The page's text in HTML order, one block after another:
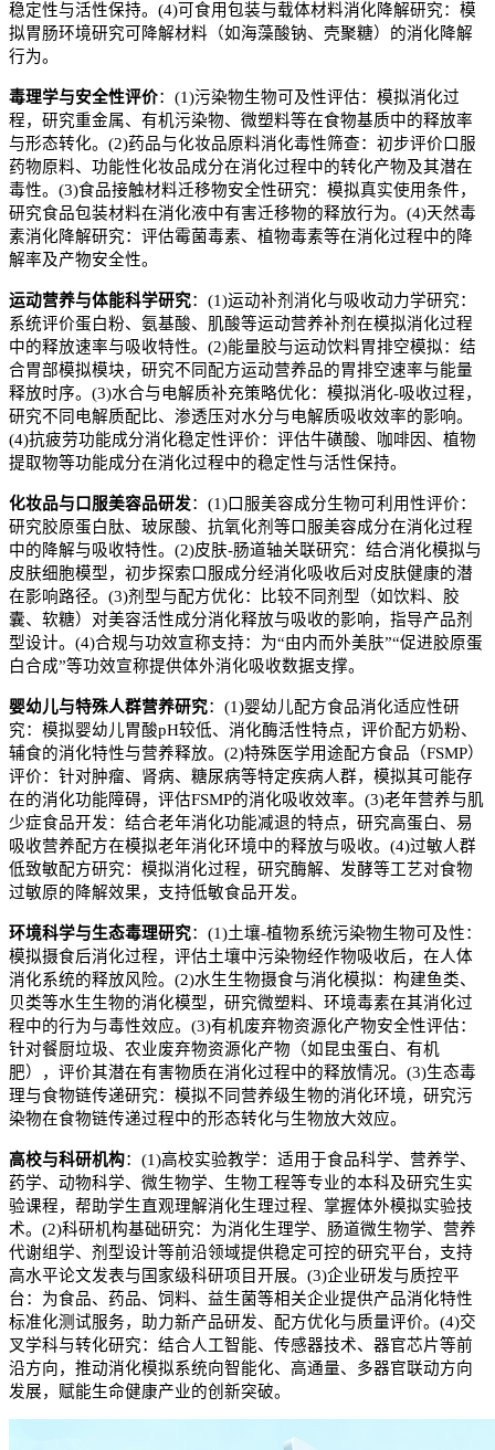
稳定性与活性保持。 (4)可食用包装与载体材料消化降解研究：模
拟胃肠环境研究可降解材料（如海藻酸钠、壳聚糖）的消化降解
行为。
毒理学与安全性评价： (1)污染物生物可及性评估：模拟消化过
程，研究重金属、有机污染物、微塑料等在食物基质中的释放率
与形态转化。 (2)药品与化妆品原料消化毒性筛查：初步评价口服
药物原料、功能性化妆品成分在消化过程中的转化产物及其潜在
毒性。 (3)食品接触材料迁移物安全性研究：模拟真实使用条件，
研究食品包装材料在消化液中有害迁移物的释放行为。 (4)天然毒
素消化降解研究：评估霉菌毒素、植物毒素等在消化过程中的降
解率及产物安全性。
运动营养与体能科学研究： (1)运动补剂消化与吸收动力学研究：
系统评价蛋白粉、氨基酸、肌酸等运动营养补剂在模拟消化过程
中的释放速率与吸收特性。 (2)能量胶与运动饮料胃排空模拟：结
合胃部模拟模块，研究不同配方运动营养品的胃排空速率与能量
释放时序。 (3)水合与电解质补充策略优化：模拟消化-吸收过程，
研究不同电解质配比、渗透压对水分与电解质吸收效率的影响。
(4)抗疲劳功能成分消化稳定性评价：评估牛磺酸、咖啡因、植物
提取物等功能成分在消化过程中的稳定性与活性保持。
化妆品与口服美容品研发： (1)口服美容成分生物可利用性评价：
研究胶原蛋白肽、玻尿酸、抗氧化剂等口服美容成分在消化过程
中的降解与吸收特性。 (2)皮肤-肠道轴关联研究：结合消化模拟与
皮肤细胞模型，初步探索口服成分经消化吸收后对皮肤健康的潜
在影响路径。 (3)剂型与配方优化：比较不同剂型（如饮料、胶
囊、软糖）对美容活性成分消化释放与吸收的影响，指导产品剂
型设计。 (4)合规与功效宣称支持：为“由内而外美肤”“促进胶原蛋
白合成”等功效宣称提供体外消化吸收数据支撑。
婴幼儿与特殊人群营养研究： (1)婴幼儿配方食品消化适应性研
究：模拟婴幼儿胃酸pH较低、消化酶活性特点，评价配方奶粉、
辅食的消化特性与营养释放。 (2)特殊医学用途配方食品（FSMP）
评价：针对肿瘤、肾病、糖尿病等特定疾病人群，模拟其可能存
在的消化功能障碍，评估FSMP的消化吸收效率。 (3)老年营养与肌
少症食品开发：结合老年消化功能减退的特点，研究高蛋白、易
吸收营养配方在模拟老年消化环境中的释放与吸收。 (4)过敏人群
低致敏配方研究：模拟消化过程，研究酶解、发酵等工艺对食物
过敏原的降解效果，支持低敏食品开发。
环境科学与生态毒理研究： (1)土壤-植物系统污染物生物可及性：
模拟摄食后消化过程，评估土壤中污染物经作物吸收后，在人体
消化系统的释放风险。 (2)水生生物摄食与消化模拟：构建鱼类、
贝类等水生生物的消化模型，研究微塑料、环境毒素在其消化过
程中的行为与毒性效应。 (3)有机废弃物资源化产物安全性评估：
针对餐厨垃圾、农业废弃物资源化产物（如昆虫蛋白、有机
肥），评价其潜在有害物质在消化过程中的释放情况。 (3)生态毒
理与食物链传递研究：模拟不同营养级生物的消化环境，研究污
染物在食物链传递过程中的形态转化与生物放大效应。
高校与科研机构： (1)高校实验教学：适用于食品科学、营养学、
药学、动物科学、微生物学、生物工程等专业的本科及研究生实
验课程，帮助学生直观理解消化生理过程、掌握体外模拟实验技
术。 (2)科研机构基础研究：为消化生理学、肠道微生物学、营养
代谢组学、剂型设计等前沿领域提供稳定可控的研究平台，支持
高水平论文发表与国家级科研项目开展。 (3)企业研发与质控平
台：为食品、药品、饲料、益生菌等相关企业提供产品消化特性
标准化测试服务，助力新产品研发、配方优化与质量评价。 (4)交
叉学科与转化研究：结合人工智能、传感器技术、器官芯片等前
沿方向，推动消化模拟系统向智能化、高通量、多器官联动方向
发展，赋能生命健康产业的创新突破。